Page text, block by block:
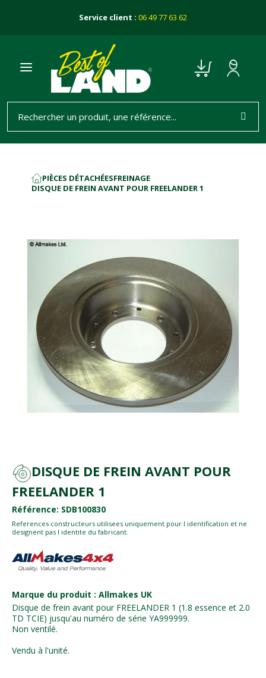
Service client : 06 49 77 63 62
ACCUEIL
PIÈCES DÉTACHÉESFREINAGE
DISQUE DE FREIN AVANT POUR FREELANDER 1
DISQUE DE FREIN AVANT POUR
FREELANDER 1
Référence: SDB100830
References constructeurs utilisees uniquement pour l identification et ne
designent pas l identite du fabricant.
Marque du produit : Allmakes UK
Disque de frein avant pour FREELANDER 1 (1.8 essence et 2.0
TD TCIE) jusqu'au numéro de série YA999999.
Non ventilé.
Vendu à l'unité.